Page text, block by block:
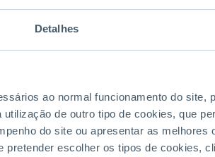
Detalhes
ao normal funcionamento do site,
de outro tipo de cookies, que
do site ou apresentar as melhores
escolher os tipos de cookies,